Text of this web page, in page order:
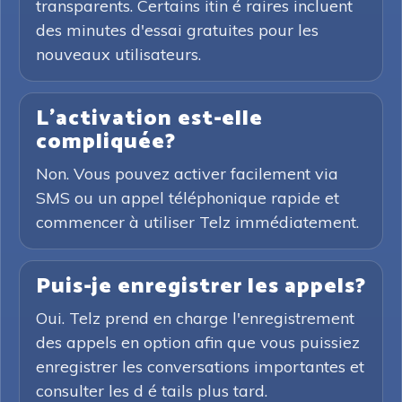
transparents. Certains itin é raires incluent
des minutes d'essai gratuites pour les
nouveaux utilisateurs.
L'activation est-elle
compliquée?
Non. Vous pouvez activer facilement via
SMS ou un appel téléphonique rapide et
commencer à utiliser Telz immédiatement.
Puis-je enregistrer les appels?
Oui. Telz prend en charge l'enregistrement
des appels en option afin que vous puissiez
enregistrer les conversations importantes et
consulter les d é tails plus tard.